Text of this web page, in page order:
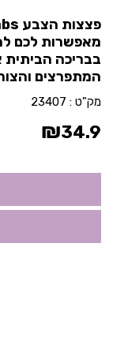
מאפשרות לכם
בבריכה הביתית
המתפרצים
מק"ט : 23407
₪34.9